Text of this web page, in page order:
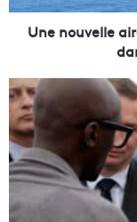
l
i
r
e
m
a
r
n
Une nouvelle
À
S
a
l
o
n
d